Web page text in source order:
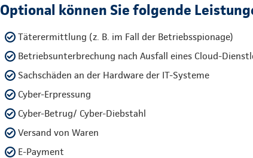
Optional können Sie folgende
Täterermittlung (z. B. im Fall der Betriebsspionage)
Betriebsunterbrechung nach Ausfall eines Cloud-
Sachschäden an der Hardware der IT-Systeme
Cyber-Erpressung
Cyber-Betrug/ Cyber-Diebstahl
Versand von Waren
E-Payment